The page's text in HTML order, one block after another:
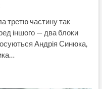
третю частину так
іншого — два блоки
Андрія Синюка,